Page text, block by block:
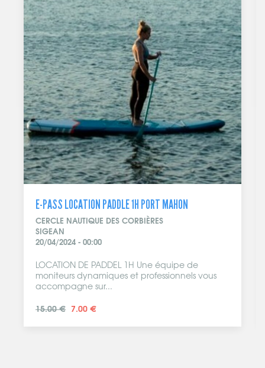
E-PASS LOCATION PADDLE 1H PORT MAHON
CERCLE NAUTIQUE DES CORBIÈRES
SIGEAN
20/04/2024 - 00:00
LOCATION DE PADDEL 1H Une équipe de
moniteurs dynamiques et professionnels vous
accompagne sur...
15.00 € 7.00 €